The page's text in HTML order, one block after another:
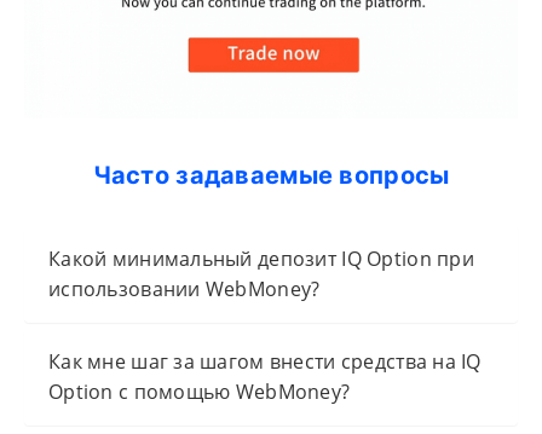
Часто задаваемые вопросы
Какой минимальный депозит IQ Option при
использовании WebMoney?
Как мне шаг за шагом внести средства на IQ
Option с помощью WebMoney?